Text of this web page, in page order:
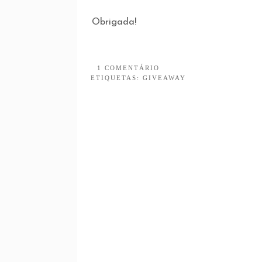
Obrigada!
1 COMENTÁRIO
ETIQUETAS: GIVEAWAY